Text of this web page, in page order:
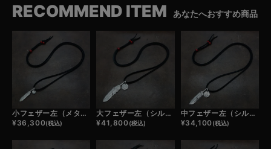
RECOMMEND ITEM あなたへおすすめ商品
小フェザー左（メタル）×極小メタルチャーム×鹿革紐×アンティークビーズ/ネックレスカスタム
¥36,300(税込)
大フェザー左（シルバー）×小メタルチャーム×鹿革紐×アンティークビーズ/ネックレスカスタム
¥41,800(税込)
中フェザー左（シルバー）×小メタルチャーム×鹿革紐×アンティークビーズ/ネックレスカスタム
¥34,100(税込)